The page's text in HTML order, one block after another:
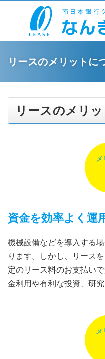
リースのメリットに
リースのメリ
資金を効率よく運
機械設備などを導入する
ります。しかし、リース
定のリース料のお支払い
金利用や有利な投資、研